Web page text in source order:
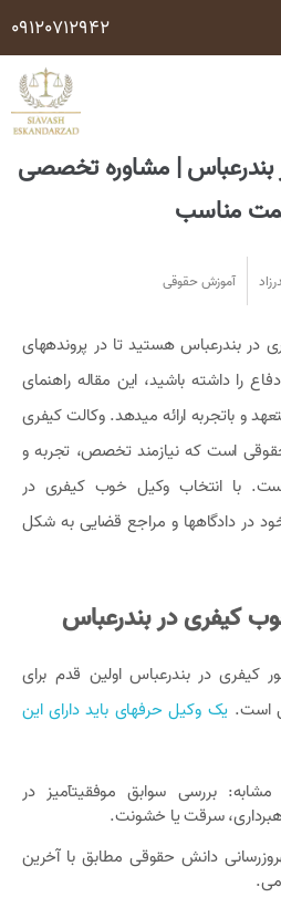
09120712942
بندرعباس | مشاوره تخصصی
مناسب
آموزش حقوقی
در بندرعباس هستید تا در پروندههای
را داشته باشید، این مقاله راهنمای
و باتجربه ارائه میدهد. وکالت کیفری
است که نیازمند تخصص، تجربه و
با انتخاب وکیل خوب کیفری در
در دادگاهها و مراجع قضایی به شکل
کیفری در بندرعباس
در بندرعباس اولین قدم برای
است. یک وکیل حرفهای باید دارای این
مشابه: بررسی سوابق موفقیتآمیز در
سرقت یا خشونت.
دانش حقوقی مطابق با آخرین